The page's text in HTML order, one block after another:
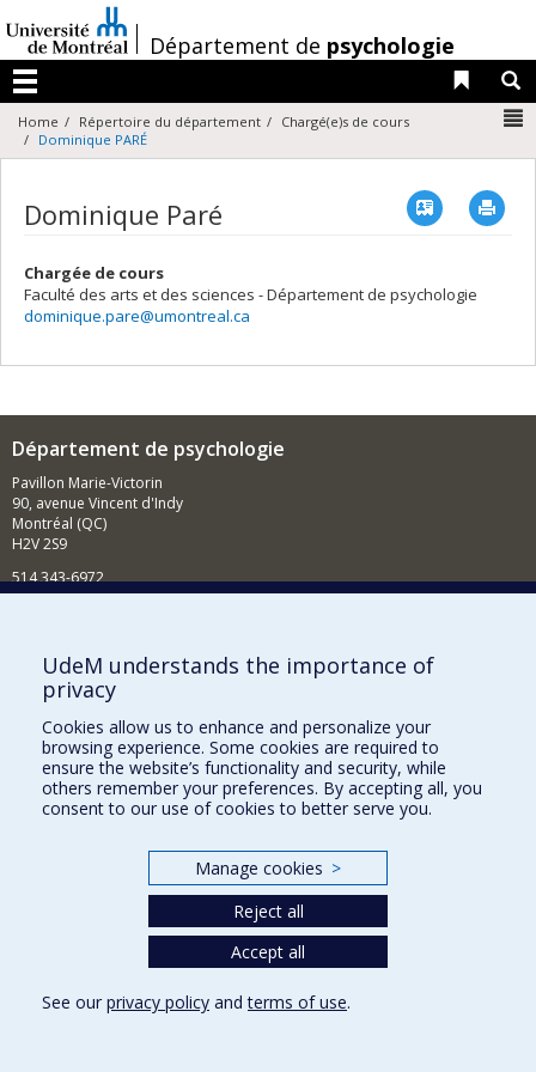
au
contenu
/Département de psychologie
Menu
Liens
Home Répertoire du département
Chargé(e)s de cours
Dominique PARÉ
Dominique Paré Vcard
Chargée de cours
Faculté des arts et des sciences - Département de psychologie
dominique.pare@umontreal.ca
Département de psychologie
Pavillon Marie-Victorin
90, avenue Vincent d'Indy
Montréal (QC)
H2V 2S9
514 343-6972
Comment soutenir le Département?
BESOIN D'AIDE?
Plan du site
Signaler une erreur
Accessibilité
Nos départements et écoles
UdeM understands the importance of
privacy
Cookies allow us to enhance and personalize your
browsing experience. Some cookies are required to
ensure the website’s functionality and security, while
others remember your preferences. By accepting all, you
consent to our use of cookies to better serve you.
Manage cookies >
Reject all
Accept all
See our privacy policy andterms of use.